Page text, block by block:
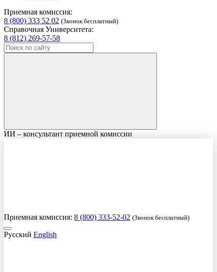
Приемная комиссия:
8 (800) 333 52 02 (Звонок бесплатный)
Справочная Университета:
8 (812) 269-57-58
ИИ – консультант приемной комиссии
Приемная комиссия: 8 (800) 333-52-02 (Звонок бесплатный)
Русский English